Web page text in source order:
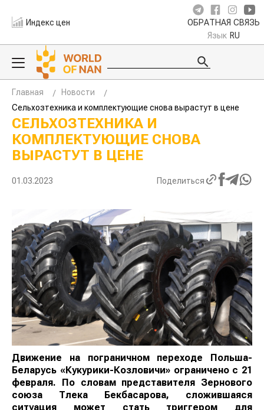
Индекс цен ОБРАТНАЯ СВЯЗЬ
Язык RU
Главная
Новости
Сельхозтехника и комплектующие снова вырастут в цене
СЕЛЬХОЗТЕХНИКА И
КОМПЛЕКТУЮЩИЕ СНОВА
ВЫРАСТУТ В ЦЕНЕ
01.03.2023 Поделиться
Движение на пограничном переходе Польша-
Беларусь «Кукурики-Козловичи» ограничено с 21
февраля. По словам представителя Зернового
союза Тлека Бекбасарова, сложившаяся
ситуация может стать триггером для